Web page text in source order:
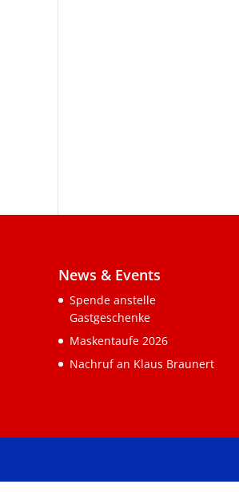
News & Events
Spende anstelle
Gastgeschenke
Maskentaufe 2026
Nachruf an Klaus Braunert